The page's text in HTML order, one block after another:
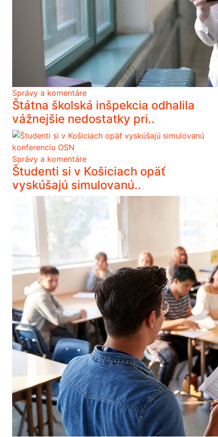
Správy a komentáre
Štátna školská inšpekcia odhalila
vážnejšie nedostatky pri..
Správy a komentáre
Študenti si v Košiciach opäť
vyskúšajú simulovanú..